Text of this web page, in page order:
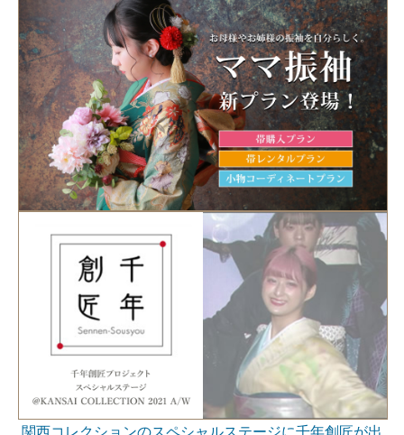
関西コレクションのスペシャルステージに千年創匠が出